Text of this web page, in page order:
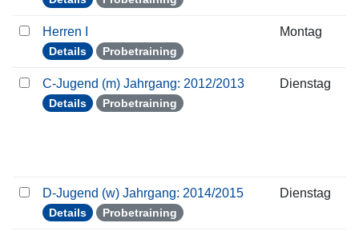
Herren I
Details Probetraining
Montag
C-Jugend (m) Jahrgang: 2012/2013
Details Probetraining
Dienstag
D-Jugend (w) Jahrgang: 2014/2015
Details Probetraining
Dienstag